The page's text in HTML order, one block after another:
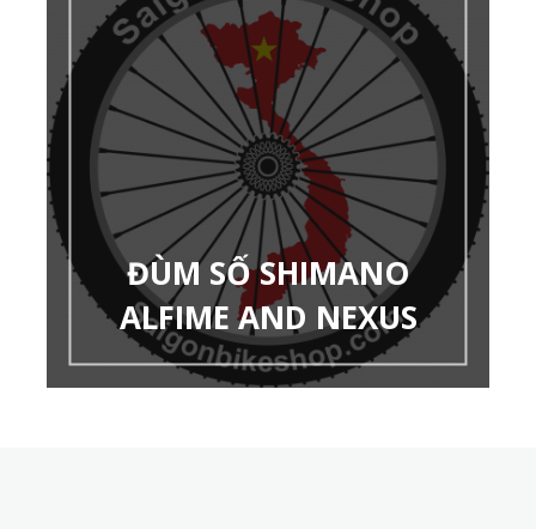
ĐÙM SỐ SHIMANO
ALFIME AND NEXUS